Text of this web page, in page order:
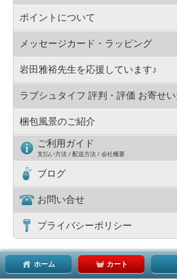
ポイントについて
メッセージカード・ラッピング
岩田雅裕先生を応援しています♪
ラブシュタイフ 評判・評価 お寄せ
梱包風景のご紹介
ご利用ガイド
支払い方法 / 配送方法 / 会社概要
ブログ
お問い合せ
プライバシーポリシー
ホーム カート